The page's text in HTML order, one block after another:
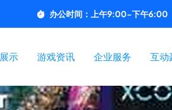
办公时间：上午9:00-下午6:00
示 游戏资讯 企业服务 互动